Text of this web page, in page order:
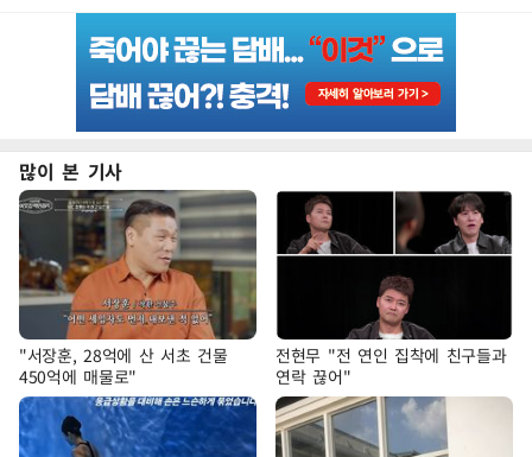
많이 본 기사
"서장훈, 28억에 산 서초 건물
450억에 매물로"
전현무 "전 연인 집착에 친구들과
연락 끊어"